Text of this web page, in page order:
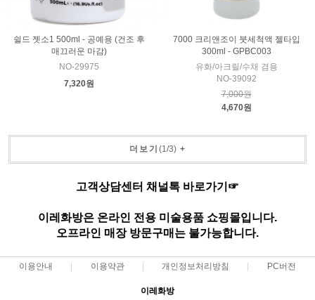
쉴드 젯소1 500ml - 공예용 (건조 후
매끄러운 마감)
NO-29975
7,320원
7000 크리앤조이 붓세척액 젤타입
300ml - GPBC003
유화/아크릴/수채 겸용
NO-39092
7,000원
4,670원
더보기 (1/3)+
고객상담센터 채널톡 바로가기☞
이레화방은 온라인 전용 미술용품 쇼핑몰입니다.
오프라인 매장 방문구매는 불가능합니다.
이용안내 이용약관 개인정보처리방침 PC버전
이레화방